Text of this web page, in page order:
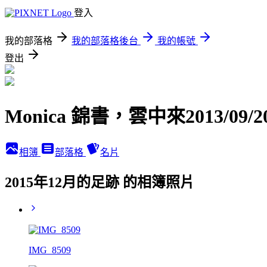
登入
我的部落格 我的部落格後台
我的帳號
登出
Monica 錦書，雲中來2013/09/
相簿 部落格 名片
2015年12月的足跡 的相簿照片
IMG_8509